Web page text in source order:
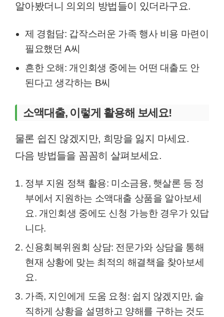
알아봤더니 의외의 방법들이 있더라구요.
제 경험담: 갑작스러운 가족 행사 비용 마련이
필요했던 A씨
흔한 오해: 개인회생 중에는 어떤 대출도 안
된다고 생각하는 B씨
소액대출, 이렇게 활용해 보세요!
물론 쉽진 않겠지만, 희망을 잃지 마세요.
다음 방법들을 꼼꼼히 살펴보세요.
정부 지원 정책 활용: 미소금융, 햇살론 등 정
부에서 지원하는 소액대출 상품을 알아보세
요. 개인회생 중에도 신청 가능한 경우가 있답
니다.
신용회복위원회 상담: 전문가와 상담을 통해
현재 상황에 맞는 최적의 해결책을 찾아보세
요.
가족, 지인에게 도움 요청: 쉽지 않겠지만, 솔
직하게 상황을 설명하고 양해를 구하는 것도